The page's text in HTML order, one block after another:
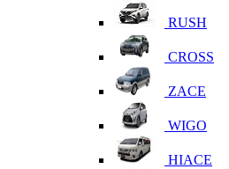
RUSH
CROSS
ZACE
WIGO
HIACE